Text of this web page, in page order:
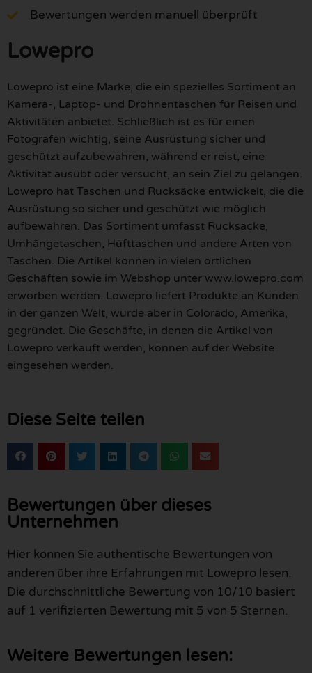
Bewertungen werden manuell überprüft
Lowepro
Lowepro ist eine Marke, die ein spezielles Sortiment an
Kamera-, Laptop- und Drohnentaschen für Reisen und
Aktivitäten anbietet. Schließlich ist es für einen
Fotografen wichtig, seine Ausrüstung sicher und
geschützt aufzubewahren, während er reist, eine
Aktivität ausübt oder versucht, an sein Ziel zu gelangen.
Lowepro hat Taschen und Rucksäcke entwickelt, die die
Ausrüstung so sicher und geschützt wie möglich
aufbewahren. Das Sortiment umfasst Rucksäcke,
Umhängetaschen, Hüfttaschen und andere Arten von
Taschen. Die Artikel können in vielen örtlichen
Geschäften sowie im Webshop unter www.lowepro.com
erworben werden. Lowepro liefert Produkte an Kunden
in der ganzen Welt, wurde aber in Colorado, Amerika,
gegründet. Die Geschäfte, in denen die Artikel von
Lowepro verkauft werden, können auf der Website
eingesehen werden.
Diese Seite teilen
Bewertungen über dieses
Unternehmen
Hier können Sie authentische Bewertungen von
anderen über ihre Erfahrungen mit Lowepro lesen.
Die durchschnittliche Bewertung von 10/10 basiert
auf 1 verifizierten Bewertung mit 5 von 5 Sternen.
Weitere Bewertungen lesen: